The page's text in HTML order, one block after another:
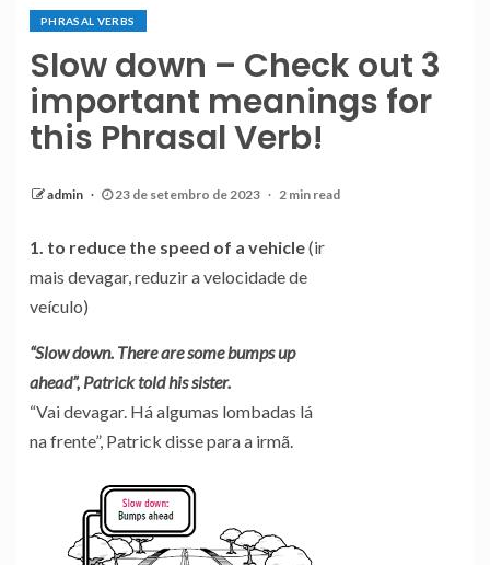
PHRASAL VERBS
Slow down – Check out 3
important meanings for
this Phrasal Verb!
admin 23 de setembro de 2023 2 min read
1. to reduce the speed of a vehicle(ir
mais devagar, reduzir a velocidade de
veículo)
“Slow down. There are some bumps up
ahead”, Patrick told his sister.
“Vai devagar. Há algumas lombadas lá
na frente”, Patrick disse para a irmã.